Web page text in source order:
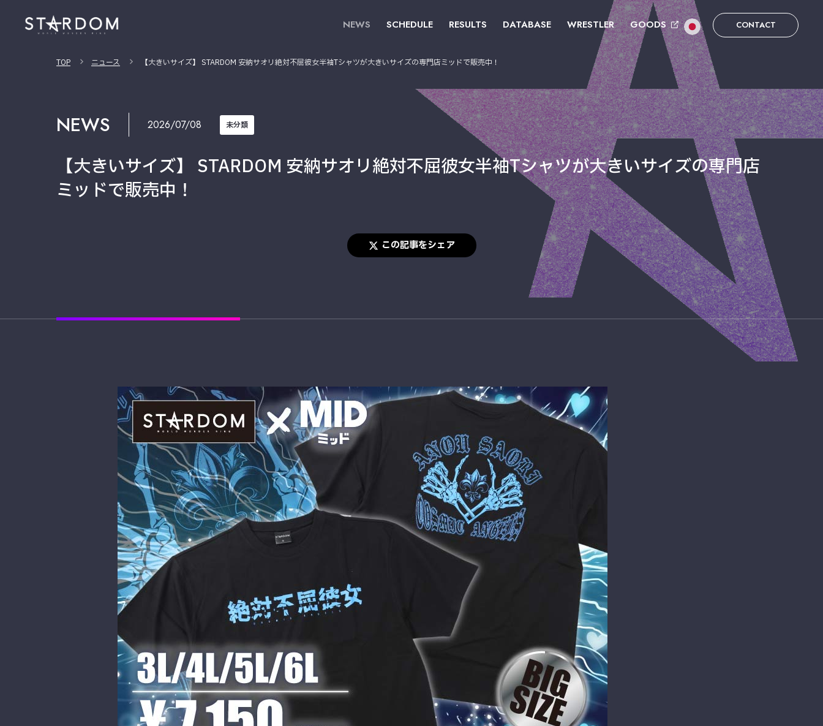
NEWS SCHEDULE RESULTS DATABASE WRESTLER GOODS CONTACT
TOP ニュース 【大きいサイズ】 STARDOM 安納サオリ絶対不屈彼女半袖Tシャツが大きいサイズの専門店ミッドで販売中！
NEWS 2026/07/08 未分類
【大きいサイズ】 STARDOM 安納サオリ絶対不屈彼女半袖Tシャツが大きいサイズの専門店
ミッドで販売中！
この記事をシェア